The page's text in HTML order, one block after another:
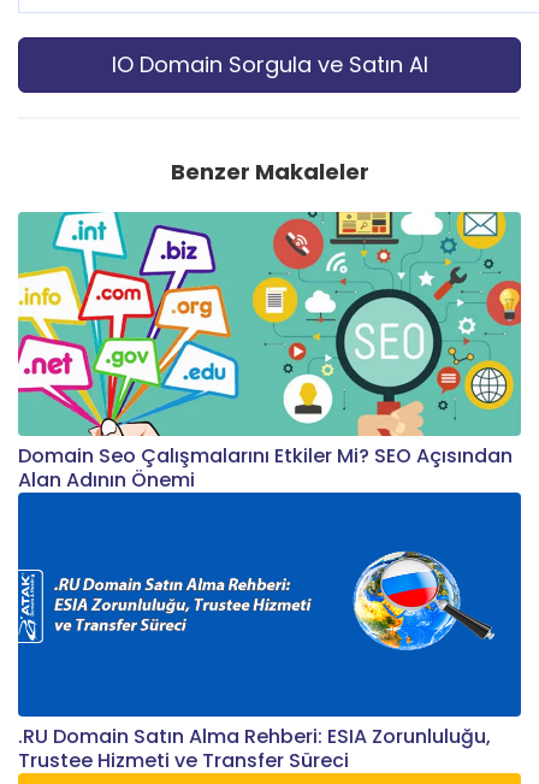
IO Domain Sorgula ve Satın Al
Benzer Makaleler
Domain Seo Çalışmalarını Etkiler Mi? SEO Açısından
Alan Adının Önemi
.RU Domain Satın Alma Rehberi: ESIA Zorunluluğu,
Trustee Hizmeti ve Transfer Süreci